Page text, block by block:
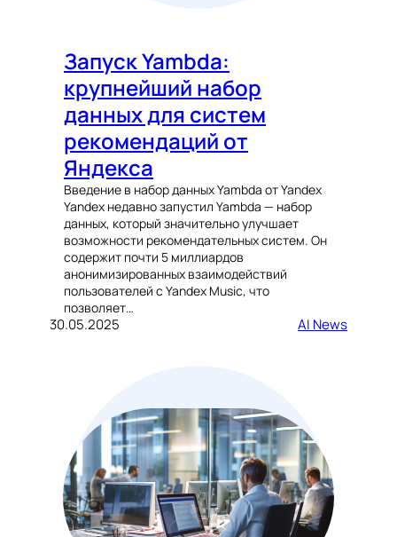
Запуск Yambda:
крупнейший набор
данных для систем
рекомендаций от
Яндекса
Введение в набор данных Yambda от Yandex
Yandex недавно запустил Yambda — набор
данных, который значительно улучшает
возможности рекомендательных систем. Он
содержит почти 5 миллиардов
анонимизированных взаимодействий
пользователей с Yandex Music, что
позволяет…
30.05.2025 AI News